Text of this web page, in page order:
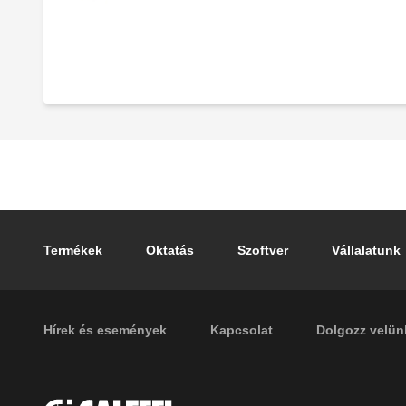
Footer main navigation
Termékek Oktatás Szoftver Vállalatunk
Footer secondary navigation
Hírek és események Kapcsolat Dolgozz